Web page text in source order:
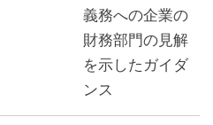
義務への企業の
財務部門の見解
を示したガイダ
ンス